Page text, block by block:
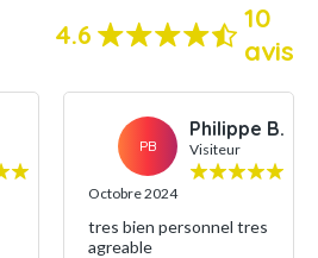
4.6
10
avis
PB
Philippe B.
Visiteur
Octobre 2024
tres bien personnel tres
agreable